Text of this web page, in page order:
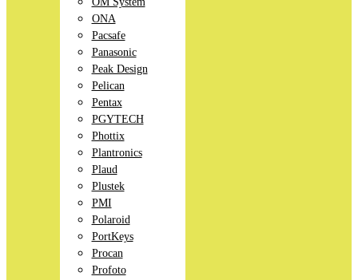
ONA
Pacsafe
Panasonic
Peak Design
Pelican
Pentax
PGYTECH
Phottix
Plantronics
Plaud
Plustek
PMI
Polaroid
PortKeys
Procan
Profoto